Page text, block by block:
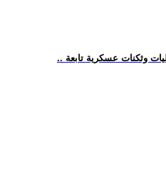
وثكنات عسكرية تابعة